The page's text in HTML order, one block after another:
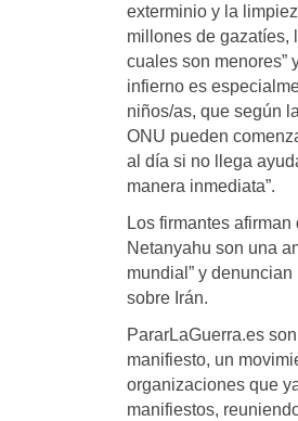
exterminio y la
millones de gazatíes,
cuales son menores”
infierno es
niños/as, que según
ONU pueden
al día si no llega
manera inmediata”.
Los firmantes afirman
Netanyahu son una
mundial” y
sobre Irán.
PararLaGuerra.es
manifiesto, un
organizaciones que
manifiestos,